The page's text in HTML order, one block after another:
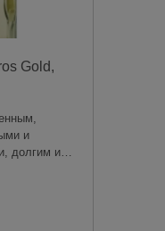
Gold,
и
долгим и
Тонкий